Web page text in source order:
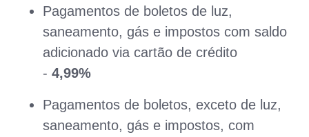
Pagamentos de boletos de luz,
saneamento, gás e impostos com saldo
adicionado via cartão de crédito
- 4,99%
Pagamentos de boletos, exceto de luz,
saneamento, gás e impostos, com